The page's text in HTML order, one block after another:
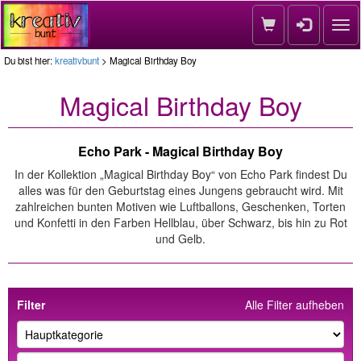
Du bist hier:kreativbunt > Magical Birthday Boy
Magical Birthday Boy
Echo Park - Magical Birthday Boy
In der Kollektion „Magical Birthday Boy“ von Echo Park findest Du
alles was für den Geburtstag eines Jungens gebraucht wird. Mit
zahlreichen bunten Motiven wie Luftballons, Geschenken, Torten
und Konfetti in den Farben Hellblau, über Schwarz, bis hin zu Rot
und Gelb.
Alle Filter aufheben
Filter